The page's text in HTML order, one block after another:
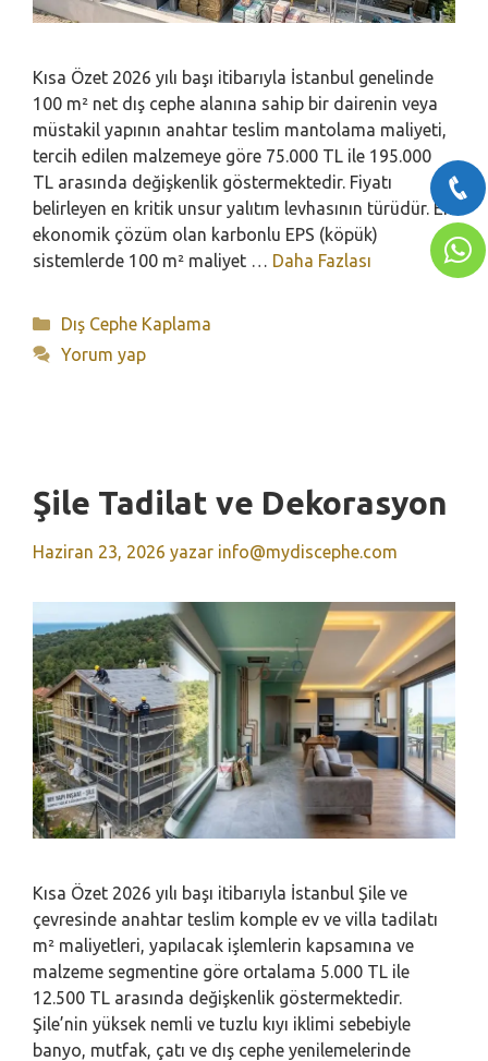
Kısa Özet 2026 yılı başı itibarıyla İstanbul genelinde
100 m² net dış cephe alanına sahip bir dairenin veya
müstakil yapının anahtar teslim mantolama maliyeti,
tercih edilen malzemeye göre 75.000 TL ile 195.000
TL arasında değişkenlik göstermektedir. Fiyatı
belirleyen en kritik unsur yalıtım levhasının türüdür. En
ekonomik çözüm olan karbonlu EPS (köpük)
sistemlerde 100 m² maliyet … Daha Fazlası
Kategoriler
Dış Cephe Kaplama
Yorum yap
Şile Tadilat ve Dekorasyon
Haziran 23, 2026 yazar info@mydiscephe.com
Kısa Özet 2026 yılı başı itibarıyla İstanbul Şile ve
çevresinde anahtar teslim komple ev ve villa tadilatı
m² maliyetleri, yapılacak işlemlerin kapsamına ve
malzeme segmentine göre ortalama 5.000 TL ile
12.500 TL arasında değişkenlik göstermektedir.
Şile’nin yüksek nemli ve tuzlu kıyı iklimi sebebiyle
banyo, mutfak, çatı ve dış cephe yenilemelerinde